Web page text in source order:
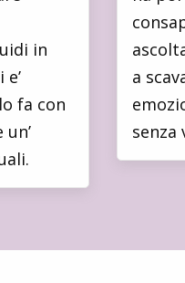
in
fa con
a
senza